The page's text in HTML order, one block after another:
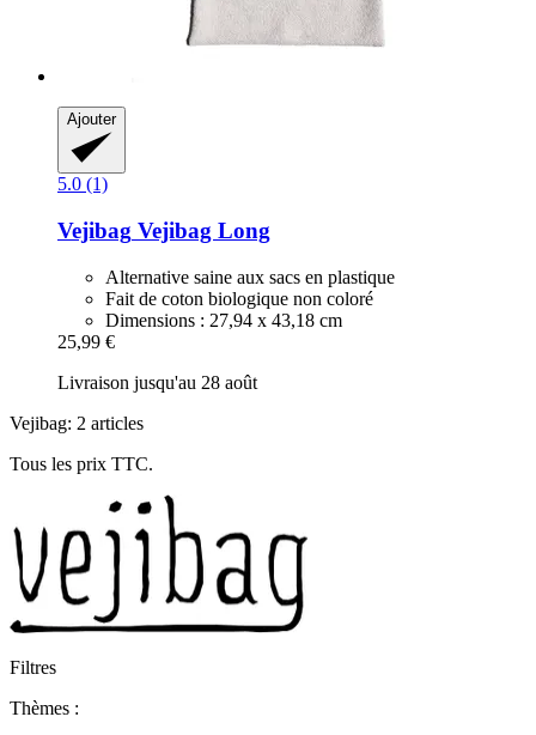
Ajouter
5.0 (1)
Vejibag Vejibag Long
Alternative saine aux sacs en plastique
Fait de coton biologique non coloré
Dimensions : 27,94 x 43,18 cm
25,99 €
Livraison jusqu'au 28 août
Vejibag: 2 articles
Tous les prix TTC.
Filtres
Thèmes :